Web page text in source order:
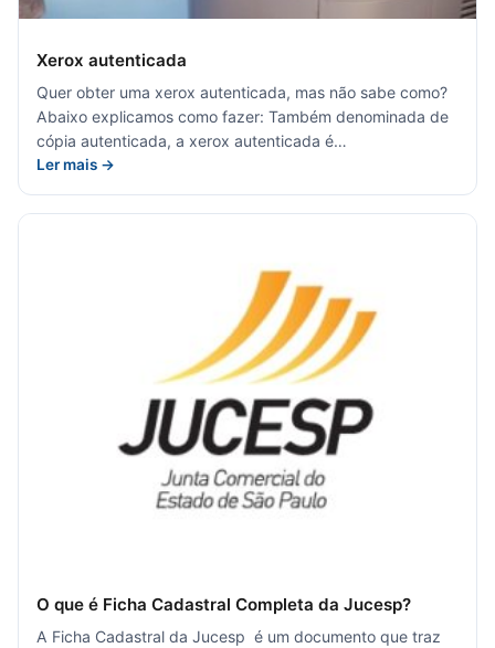
Xerox autenticada
Quer obter uma xerox autenticada, mas não sabe como?
Abaixo explicamos como fazer: Também denominada de
cópia autenticada, a xerox autenticada é…
Ler mais →
O que é Ficha Cadastral Completa da Jucesp?
A Ficha Cadastral da Jucesp é um documento que traz